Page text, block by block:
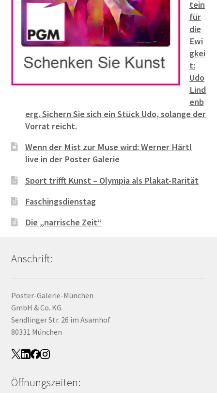
tein
für
die
Ewi
gkei
t:
Udo
Lind
enb
erg. Sichern Sie sich ein Stück Udo, solange der
Vorrat reicht.
Wenn der Mist zur Muse wird: Werner Härtl
live in der Poster Galerie
Sport trifft Kunst – Olympia als Plakat-Rarität
Faschingsdienstag
Die „narrische Zeit“
Anschrift:
Poster-Galerie-München
GmbH & Co. KG
Sendlinger Str. 26 im Asamhof
80331 München
Öffnungszeiten: